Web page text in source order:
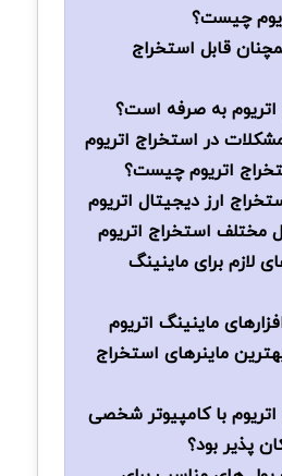
چیست؟
قابل استخراج
اتریوم به صرفه است؟
در استخراج اتریوم
اتریوم چیست؟
ارز دیجیتال اتریوم
مختلف استخراج اتریوم
لازم برای ماینینگ
ماینینگ اتریوم
ماینرهای استخراج
با کامپیوتر شخصی
‌پذیر بود؟